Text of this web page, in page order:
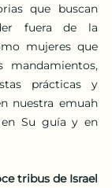
que buscan
fuera de la
mujeres que
mandamientos,
prácticas y
nuestra emuah
en Su guía y en
tribus de Israel